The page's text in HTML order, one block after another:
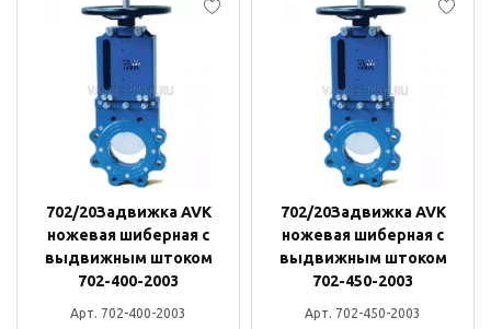
702/20Задвижка AVK
ножевая шиберная с
выдвижным штоком
702-400-2003
Арт. 702-400-2003
702/20Задвижка AVK
ножевая шиберная с
выдвижным штоком
702-450-2003
Арт. 702-450-2003